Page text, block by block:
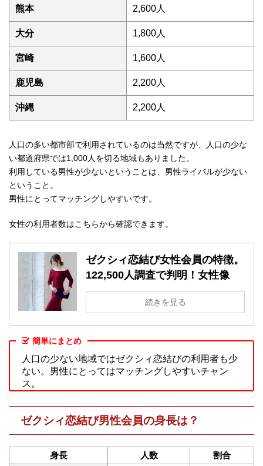
熊本 2,600人
大分 1,800人
宮崎 1,600人
鹿児島 2,200人
沖縄 2,200人
人口の多い都市部で利用されているのは当然ですが、人口の少な
い都道府県では1,000人を切る地域もありました。
利用している男性が少ないということは、男性ライバルが少ない
ということ。
男性にとってマッチングしやすいです。
女性の利用者数はこちらから確認できます。
ゼクシィ恋結び女性会員の特徴。
122,500人調査で判明！女性像
続きを見る
簡単にまとめ
人口の少ない地域ではゼクシィ恋結びの利用者も少
ない。男性にとってはマッチングしやすいチャン
ス。
ゼクシィ恋結び男性会員の身長は？
身長 人数
割合